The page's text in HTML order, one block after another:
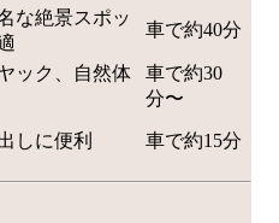
な絶景スポッ
車で約40分
ック、自然体
車で約30
分〜
しに便利 車で約15分